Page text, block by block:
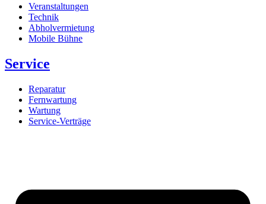
Veranstaltungen
Technik
Abholvermietung
Mobile Bühne
Service
Reparatur
Fernwartung
Wartung
Service-Verträge